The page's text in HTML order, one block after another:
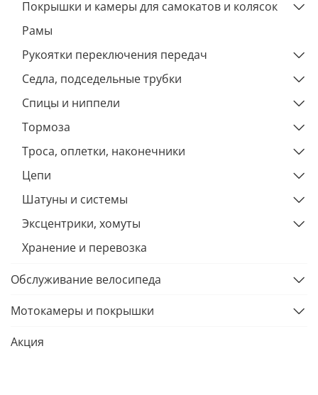
Покрышки и камеры для самокатов и колясок
Рамы
Рукоятки переключения передач
Седла, подседельные трубки
Спицы и ниппели
Тормоза
Троса, оплетки, наконечники
Цепи
Шатуны и системы
Эксцентрики, хомуты
Хранение и перевозка
Обслуживание велосипеда
Мотокамеры и покрышки
Акция